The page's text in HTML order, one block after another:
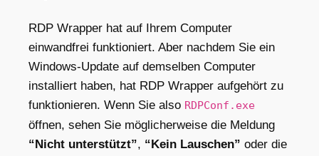
RDP Wrapper hat auf Ihrem Computer
einwandfrei funktioniert. Aber nachdem Sie ein
Windows-Update auf demselben Computer
installiert haben, hat RDP Wrapper aufgehört zu
funktionieren. Wenn Sie also RDPConf.exe
öffnen, sehen Sie möglicherweise die Meldung
“Nicht unterstützt”, “Kein Lauschen” oder die